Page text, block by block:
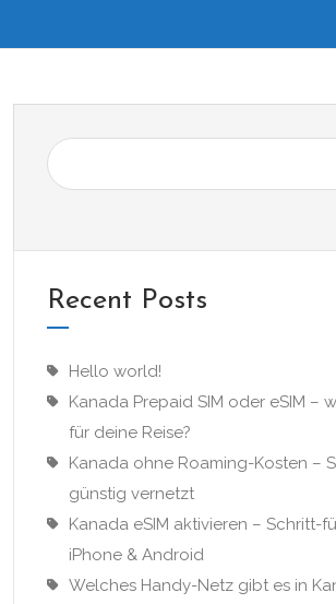
Recent Posts
Hello world!
Kanada Prepaid SIM oder eSIM –
für deine Reise?
Kanada ohne Roaming-Kosten –
günstig vernetzt
Kanada eSIM aktivieren – Schritt-
iPhone & Android
Welches Handy-Netz gibt es in